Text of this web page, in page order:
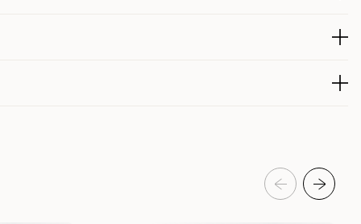
lei. Kattene tiltrekkes raskt av den gode lukten og de
like godt for eldre katter som for kattunger. Et
kun hvis det er en produksjonsfeil, ikke hvis katten har
223635001
Kong